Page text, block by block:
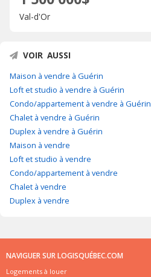
Val-d'Or
VOIR AUSSI
Maison à vendre à Guérin
Loft et studio à vendre à Guérin
Condo/appartement à vendre à Guérin
Chalet à vendre à Guérin
Duplex à vendre à Guérin
Maison à vendre
Loft et studio à vendre
Condo/appartement à vendre
Chalet à vendre
Duplex à vendre
NAVIGUER SUR LOGISQUÉBEC.COM
Logements à louer